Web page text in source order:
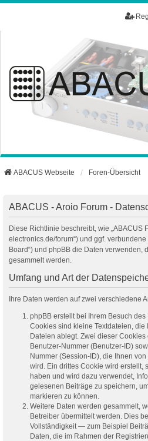
ABACUS Webseite Foren-Übersicht
ABACUS - Aroio Forum -
Diese Richtlinie beschreibt, wie „ABACUS
electronics.de/forum“) und ggf.
Board“) und phpBB die Daten verwenden,
gesammelt werden.
Umfang und Art der
Ihre Daten werden auf zwei verschiedene
phpBB erstellt bei Ihrem Besuch des
Cookies sind kleine Textdateien, die
Dateien ablegt. Zwei dieser
Benutzer-Nummer (Benutzer-ID)
Nummer (Session-ID), die Ihnen
wird. Ein drittes Cookie wird erstellt,
haben und wird dazu verwendet,
gelesenen Beiträge zu speichern,
markieren zu können.
Weitere Daten werden gesammelt,
Betreiber übermittelt werden. Dies
Vollständigkeit — zum Beispiel
Daten, die im Rahmen der